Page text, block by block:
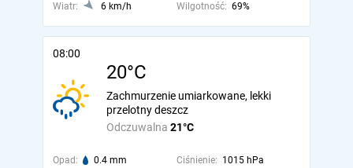
Wiatr:
6 km/h Wilgotność: 69%
08:00
20°C
Odczuwalna 21°C
Zachmurzenie umiarkowane, lekki
przelotny deszcz
Opad: 0.4 mm Ciśnienie: 1015 hPa